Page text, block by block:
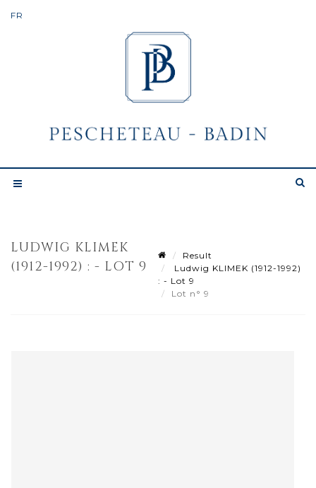
LUDWIG KLIMEK
(1912-1992) : - LOT 9
Result
Ludwig KLIMEK (1912-1992)
: - Lot 9
Lot n° 9